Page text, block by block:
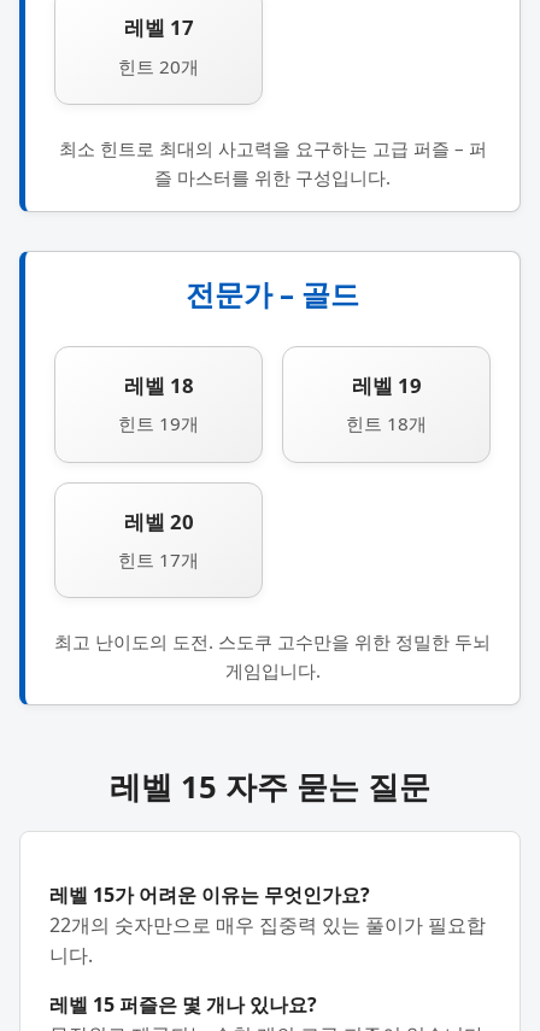
레벨 17
힌트 20개
최소 힌트로 최대의 사고력을 요구하는 고급 퍼즐 – 퍼
즐 마스터를 위한 구성입니다.
전문가 – 골드
레벨 18
힌트 19개
레벨 19
힌트 18개
레벨 20
힌트 17개
최고 난이도의 도전. 스도쿠 고수만을 위한 정밀한 두뇌
게임입니다.
레벨 15 자주 묻는 질문
레벨 15가 어려운 이유는 무엇인가요?
22개의 숫자만으로 매우 집중력 있는 풀이가 필요합
니다.
레벨 15 퍼즐은 몇 개나 있나요?